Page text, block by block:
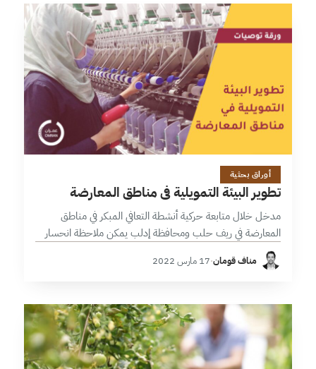
6 دقائق
أوراق بحثية
تطوير البيئة التمويلية في مناطق المعارضة
مدخل خلال متابعة حركية أنشطة التعافي المبكر في مناطق
المعارضة في ريف حلب ومحافظة إدلب يمكن ملاحظة انحسار
المشاريع المنفّذة ضمن قطاعات النقل والمواصلات والمياه
والنزوح الداخلي والتجارة؛ مقابل محدودية…
مناف قومان·17 مارس 2022